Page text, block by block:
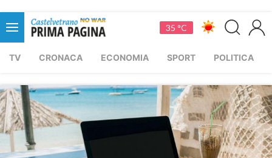
35 °C
TV CRONACA ECONOMIA SPORT POLITICA